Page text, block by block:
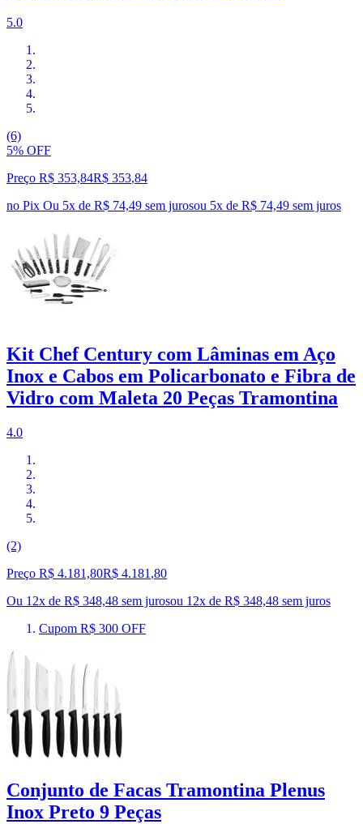
5.0
(6)
5% OFF
Preço R$ 353,84R$ 353,84
no Pix Ou 5x de R$ 74,49 sem jurosou 5x de R$ 74,49 sem juros
Kit Chef Century com Lâminas em Aço
Inox e Cabos em Policarbonato e Fibra de
Vidro com Maleta 20 Peças Tramontina
4.0
(2)
Preço R$ 4.181,80R$ 4.181 ,80
Ou 12x de R$ 348,48 sem jurosou 12x de R$ 348,48 sem juros
Cupom R$ 300 OFF
Conjunto de Facas Tramontina Plenus
Inox Preto 9 Peças